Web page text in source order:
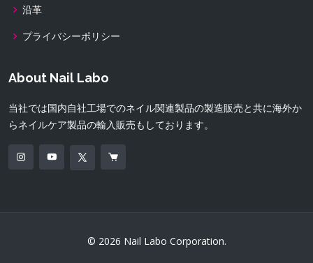
沿革
プライバシーポリシー
About Nail Labo
当社では国内自社工場でのネイル関連製品の製造販売と共に海外か
らネイルケア製品の輸入販売もしております。
© 2026 Nail Labo Corporation.